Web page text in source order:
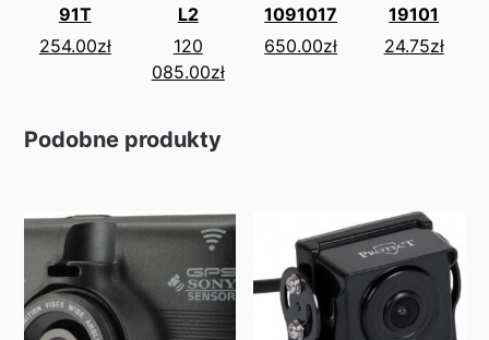
91T
254.00zł
L2
120
085.00zł
1091017
650.00zł
19101
24.75zł
Podobne produkty